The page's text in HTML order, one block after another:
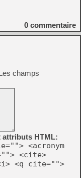
0 commentaire
champs
attributs HTML:
<acronym
<cite>
<q cite="">